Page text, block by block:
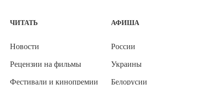
ЧИТАТЬ
Новости
Рецензии на фильмы
Фестивали и кинопремии
АФИША
России
Украины
Белорусии